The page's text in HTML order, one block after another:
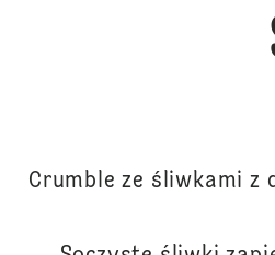
Crumble ze śliwkami z